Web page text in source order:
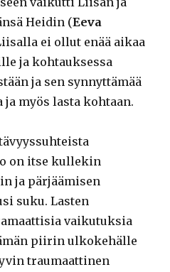
Heidin (Eeva
ei ollut enää aikaa
ja kohtauksessa
ja sen synnyttämää
myös lasta kohtaan.
on itse kullekin
ja pärjäämisen
suku. Lasten
vaikutuksia
piirin ulkokehälle
traumaattinen